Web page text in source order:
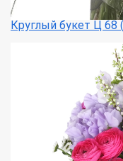
Круглый букет Ц 68